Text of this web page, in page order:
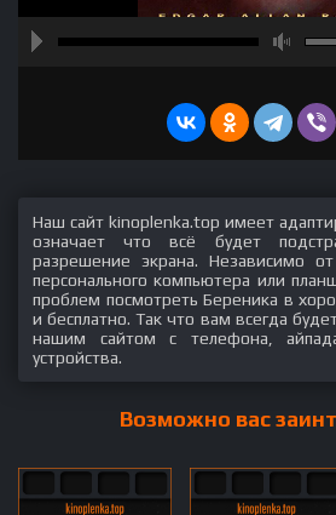
Наш сайт kinoplenka.top имеет
означает что всё будет
разрешение экрана. Независимо
персонального компьютера или
проблем посмотреть Береника в
и бесплатно. Так что вам всегда
нашим сайтом с телефона,
устройства.
Возможно вас